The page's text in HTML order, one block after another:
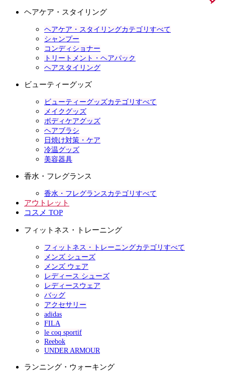
ヘアケア・スタイリング
ヘアケア・スタイリングカテゴリすべて
シャンプー
コンディショナー
トリートメント・ヘアパック
ヘアスタイリング
ビューティーグッズ
ビューティーグッズカテゴリすべて
メイクグッズ
ボディケアグッズ
ヘアブラシ
日焼け対策・ケア
冷温グッズ
美容器具
香水・フレグランス
香水・フレグランスカテゴリすべて
アウトレット
コスメ TOP
フィットネス・トレーニング
フィットネス・トレーニングカテゴリすべて
メンズ シューズ
メンズ ウェア
レディース シューズ
レディースウェア
バッグ
アクセサリー
adidas
FILA
le coq sportif
Reebok
UNDER ARMOUR
ランニング・ウォーキング